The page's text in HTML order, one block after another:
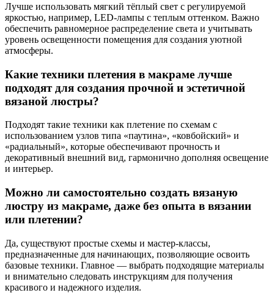
Лучше использовать мягкий тёплый свет с регулируемой
яркостью, например, LED-лампы с теплым оттенком. Важно
обеспечить равномерное распределение света и учитывать
уровень освещенности помещения для создания уютной
атмосферы.
Какие техники плетения в макраме лучше
подходят для создания прочной и эстетичной
вязаной люстры?
Подходят такие техники как плетение по схемам с
использованием узлов типа «паутина», «ковбойский» и
«радиальный», которые обеспечивают прочность и
декоративный внешний вид, гармонично дополняя освещение
и интерьер.
Можно ли самостоятельно создать вязаную
люстру из макраме, даже без опыта в вязании
или плетении?
Да, существуют простые схемы и мастер-классы,
предназначенные для начинающих, позволяющие освоить
базовые техники. Главное — выбрать подходящие материалы
и внимательно следовать инструкциям для получения
красивого и надежного изделия.